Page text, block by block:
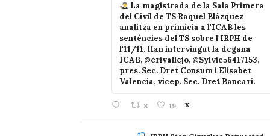
La magistrada de la Sala Primera
del Civil de TS Raquel Blázquez
analitza en primícia a l'ICAB les
sentències del TS sobre l'IRPH de
l'11/11. Han intervingut la degana
ICAB, @crivallejo, @Sylvie56417153,
pres. Sec. Dret Consum i Elisabet
Valencia, vicep. Sec. Dret Bancari.
8 19 X